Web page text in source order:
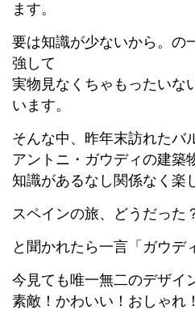
ます。
要は知識が少ないから。の
強して
実物見なくちゃもったいな
います。
そんな中、昨年末訪れたバ
アントニ・ガウディの建築
知識があるなし関係なく楽
スペインの旅、どうだった
と聞かれたら一言「ガウデ
今見ても唯一無二のデザイ
素敵！かわいい！おしゃれ